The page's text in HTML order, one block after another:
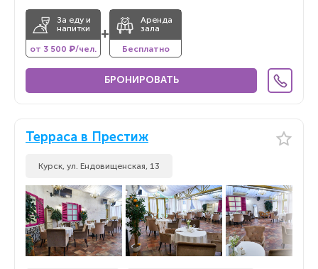
За еду и
напитки
от 3 500 ₽/чел.
+
Аренда
зала
Бесплатно
БРОНИРОВАТЬ
Терраса в Престиж
Курск, ул. Ендовищенская, 13